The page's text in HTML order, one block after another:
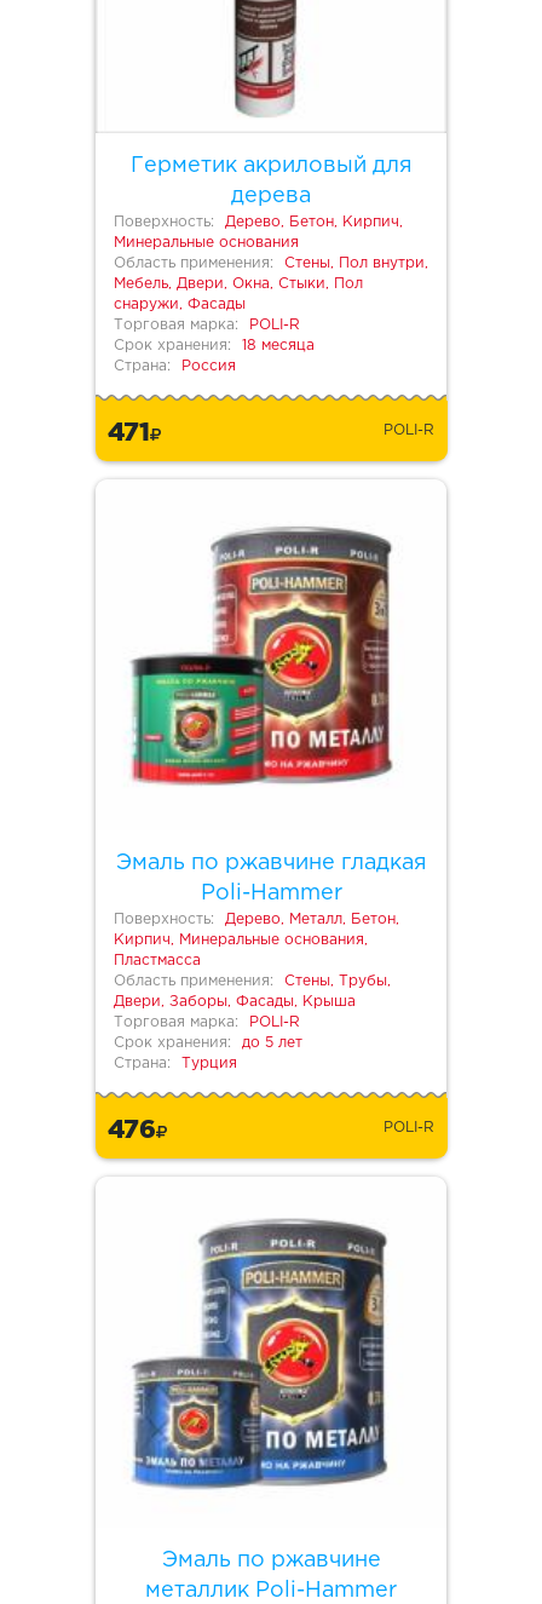
Герметик акриловый для
дерева
Поверхность:
Дерево, Бетон, Кирпич,
Минеральные основания
Область применения:
Стены, Пол внутри,
Мебель, Двери, Окна, Стыки, Пол
снаружи, Фасады
Торговая марка:
POLI-R
Срок хранения:
18 месяца
Страна:
Россия
471 POLI-R
Эмаль по ржавчине гладкая
Poli-Hammer
Поверхность:
Дерево, Металл, Бетон,
Кирпич, Минеральные основания,
Пластмасса
Область применения:
Стены, Трубы,
Двери, Заборы, Фасады, Крыша
Торговая марка:
POLI-R
Срок хранения:
до 5 лет
Страна:
Турция
476 POLI-R
Эмаль по ржавчине
металлик Poli-Hammer